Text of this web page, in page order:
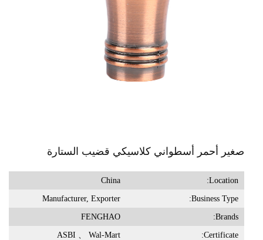
صغير أحمر أسطواني كلاسيكي قضيب الستارة
Location:
China
Business Type:
Manufacturer, Exporter
Brands:
FENGHAO
Certificate:
ASBI 、 Wal-Mart